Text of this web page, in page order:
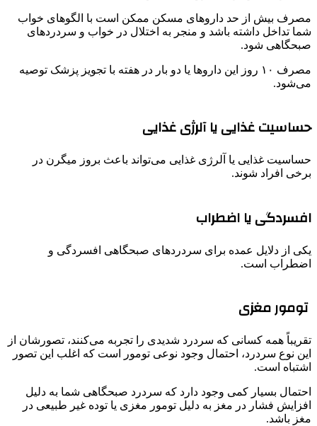
مصرف بیش از حد داروهای مسکن ممکن است با الگوهای خواب
شما تداخل داشته باشد و منجر به اختلال در خواب و سردردهای
صبحگاهی شود.
مصرف ۱۰ روز این داروها یا دو بار در هفته با تجویز پزشک توصیه
می‌شود.
حساسیت غذایی یا آلرژی غذایی
حساسیت غذایی یا آلرژی غذایی می‌تواند باعث بروز میگرن در
برخی افراد شوند.
افسردگی یا اضطراب
یکی از دلایل عمده برای سردردهای صبحگاهی افسردگی و
اضطراب است.
تومور مغزی
تقریباً همه کسانی که سردرد شدیدی را تجربه می‌کنند، تصورشان از
این نوع سردرد، احتمال وجود نوعی تومور است که اغلب این تصور
اشتباه است.
احتمال بسیار کمی وجود دارد که سردرد صبحگاهی شما به دلیل
افزایش فشار در مغز به دلیل تومور مغزی یا توده غیر طبیعی در
مغز باشد.